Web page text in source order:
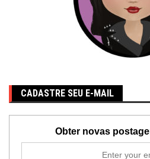
CADASTRE SEU E-MAIL
Obter novas